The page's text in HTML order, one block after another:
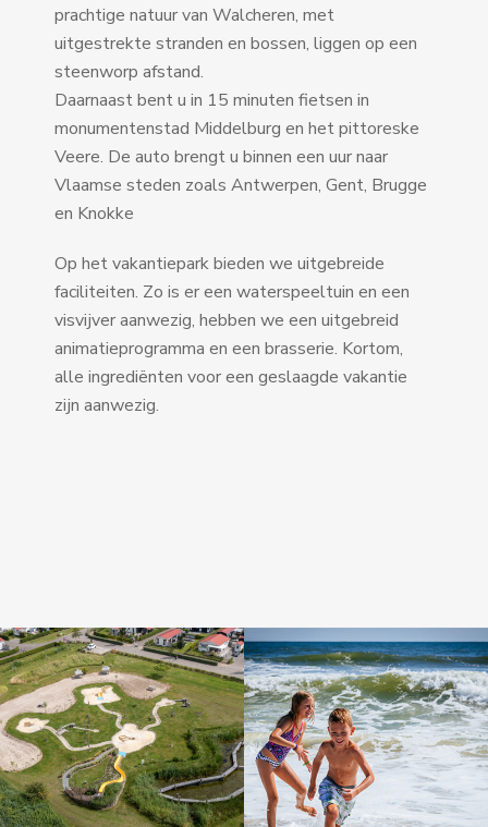
prachtige natuur van Walcheren, met
uitgestrekte stranden en bossen, liggen op een
steenworp afstand.
Daarnaast bent u in 15 minuten fietsen in
monumentenstad Middelburg en het pittoreske
Veere. De auto brengt u binnen een uur naar
Vlaamse steden zoals Antwerpen, Gent, Brugge
en Knokke
Op het vakantiepark bieden we uitgebreide
faciliteiten. Zo is er een waterspeeltuin en een
visvijver aanwezig, hebben we een uitgebreid
animatieprogramma en een brasserie. Kortom,
alle ingrediënten voor een geslaagde vakantie
zijn aanwezig.